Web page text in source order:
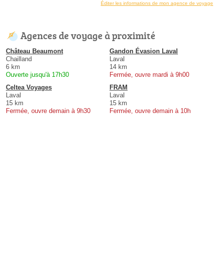
Éditer les informations de mon agence de voyage
Agences de voyage à proximité
Château Beaumont
Chailland
6 km
Ouverte jusqu'à 17h30
Gandon Évasion Laval
Laval
14 km
Fermée, ouvre mardi à 9h00
Celtea Voyages
Laval
15 km
Fermée, ouvre demain à 9h30
FRAM
Laval
15 km
Fermée, ouvre demain à 10h